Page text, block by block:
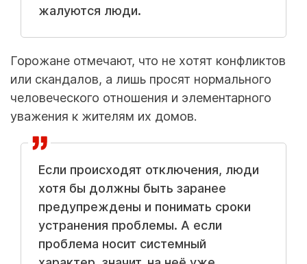
жалуются люди.
Горожане отмечают, что не хотят конфликтов
или скандалов, а лишь просят нормального
человеческого отношения и элементарного
уважения к жителям их домов.
Если происходят отключения, люди
хотя бы должны быть заранее
предупреждены и понимать сроки
устранения проблемы. А если
проблема носит системный